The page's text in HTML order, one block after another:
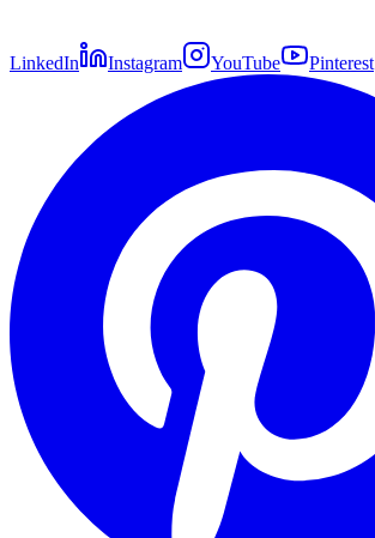
LinkedIn Instagram YouTube Pinterest